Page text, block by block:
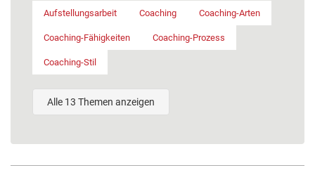
Aufstellungsarbeit Coaching Coaching-Arten
Coaching-Fähigkeiten Coaching-Prozess
Coaching-Stil
Alle 13 Themen anzeigen